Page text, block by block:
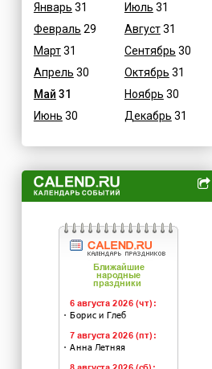
Январь 31
Февраль 29
Март31
Апрель 30
Май 31
Июнь 30
Июль 31
Август31
Сентябрь 30
Октябрь 31
Ноябрь 30
Декабрь 31